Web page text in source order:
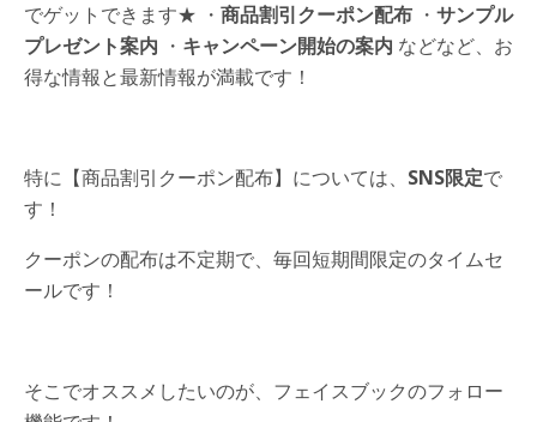
でゲットできます★ ・ 商品割引クーポン配布 ・ サンプル
プレゼント案内 ・ キャンペーン開始の案内 などなど、お
得な情報と最新情報が満載です！
特に 【商品割引クーポン配布】 については、 SNS限定で
す！
クーポンの配布は不定期で、毎回短期間限定のタイムセ
ールです！
そこでオススメしたいのが、フェイスブックのフォロー